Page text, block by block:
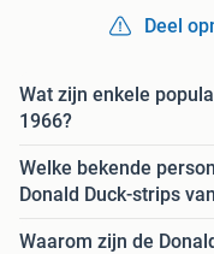
Deel
Wat zijn enkele
1966?
Welke bekende
Donald Duck-strips
Waarom zijn de